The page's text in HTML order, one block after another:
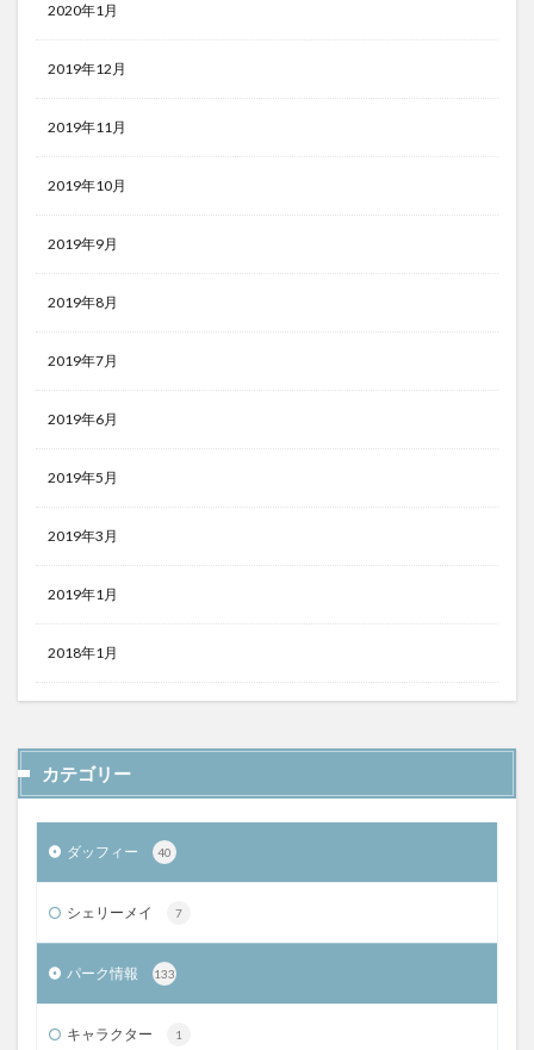
2020年1月
2019年12月
2019年11月
2019年10月
2019年9月
2019年8月
2019年7月
2019年6月
2019年5月
2019年3月
2019年1月
2018年1月
カテゴリー
ダッフィー 40
シェリーメイ 7
パーク情報 133
キャラクター 1